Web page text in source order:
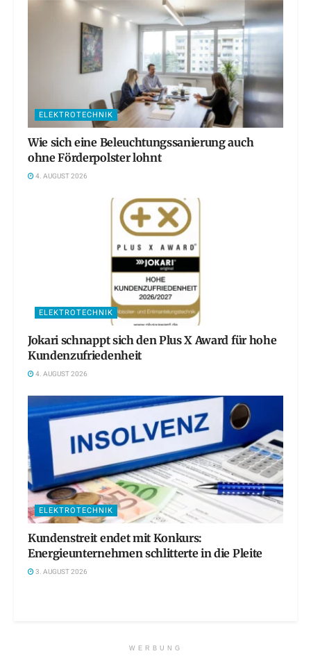
ELEKTROTECHNIK
Wie sich eine Beleuchtungssanierung auch
ohne Förderpolster lohnt
4. AUGUST 2026
ELEKTROTECHNIK
Jokari schnappt sich den Plus X Award für hohe
Kundenzufriedenheit
4. AUGUST 2026
ELEKTROTECHNIK
Kundenstreit endet mit Konkurs:
Energieunternehmen schlitterte in die Pleite
3. AUGUST 2026
WERBUNG